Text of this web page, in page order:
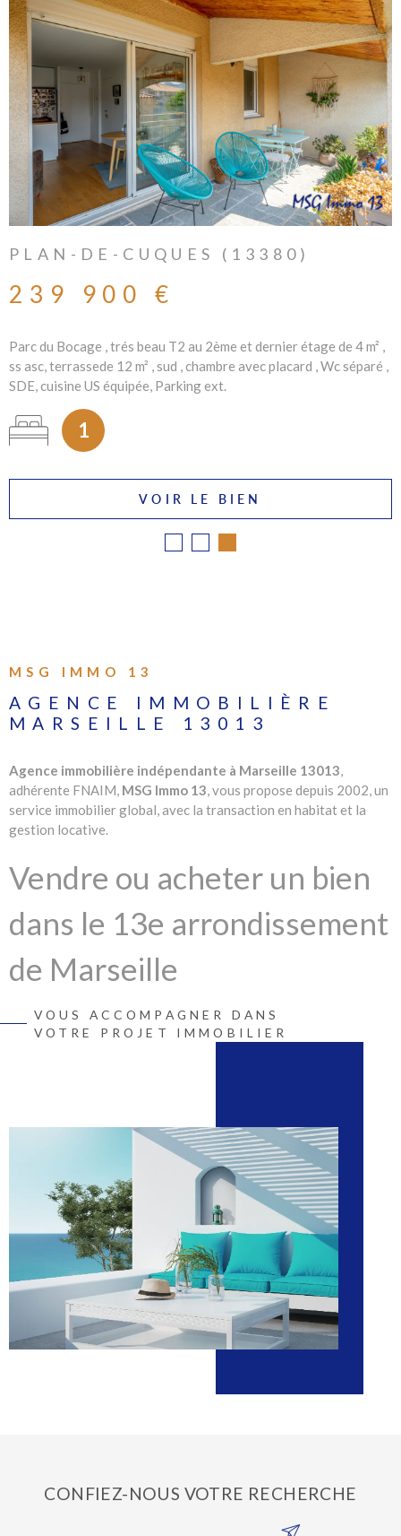
GÉRER
PLAN-DE-CUQUES (13380)
239 900 €
Parc du Bocage , trés beau T2 au 2ème et dernier étage de 4 m² ,
ss asc, terrassede 12 m² , sud , chambre avec placard , Wc séparé ,
SDE, cuisine US équipée, Parking ext.
1
VOIR LE BIEN
MSG IMMO 13
AGENCE IMMOBILIÈRE
MARSEILLE 13013
Agence immobilière indépendante à Marseille 13013,
adhérente FNAIM, MSG Immo 13, vous propose depuis 2002, un
service immobilier global, avec la transaction en habitat et la
gestion locative.
Vendre ou acheter un bien
dans le 13e arrondissement
de Marseille
MSG Immo 13 vous propose lavente de villas et appartements
sur Marseille 13ème , mais également des biens immobiliers en
visibilité à toutes vos annonces affichées en vitrine.
Toutes nos annonces de vente de maisons, villas,appartements
sur Marseille 13ème, 14ème, Plan de Cuques et Allauch
bénéficient d'un plan de communication multi supports, en presse
locale immobilière, presse quotidienne régionale, ainsi que sur
les portails immobiliers et portails d'annonces les plus consultés
du web.
Contacter notre équipe
VOUS ACCOMPAGNER DANS
VOTRE PROJET IMMOBILIER
CONFIEZ-NOUS VOTRE RECHERCHE